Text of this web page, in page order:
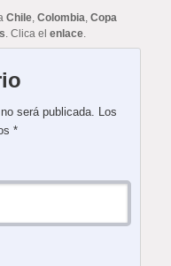
Chile,Colombia,Copa
. Clica elenlace.
será publicada.
Los
*